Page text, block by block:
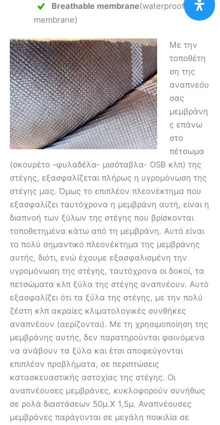
Breathable membrane(waterproofing
membrane)
Με την
τοποθέτη
ση της
αναπνεόυ
σας
μεμβράνη
ς επάνω
στο
πέτσωμα
(σκουρέτο –φυλαδέλα- μισόταβλα- OSB κλπ) της
στέγης, εξασφαλίζεται πλήρως η υγρομόνωση της
στέγης μας. Όμως το επιπλέον πλεονέκτημα που
εξασφαλίζει ταυτόχρονα η μεμβράνη αυτή, είναι η
διαπνοή των ξύλων της στέγης που βρίσκονται
τοποθετημένα κάτω από τη μεμβράνη. Αυτό είναι
το πολύ σημαντικό πλεονέκτημα της μεμβράνης
αυτής, διότι, ενώ έχουμε εξασφαλισμένη την
υγρομόνωση της στέγης, ταυτόχρονα οι δοκοί, τα
πετσώματα κλπ ξύλα της στέγης αναπνέουν. Αυτό
εξασφαλίζει ότι τα ξύλα της στέγης, με την πολύ
ζέστη κλπ ακραίες κλιματολογικές συνθήκες
αναπνέουν (αερίζονται). Με τη χρησιμοποίηση της
μεμβράνης αυτής, δεν παρατηρούνται φαινόμενα
να ανάβουν τα ξύλα και έτσι αποφεύγονται
επιπλέον προβλήματα, σε περιπτώσεις
κατασκευαστικής αστοχίας της στέγης. Οι
αναπνέουσες μεμβράνες, κυκλοφορούν συνήθως
σε ρολά διαστάσεων 50μ.Χ 1,5μ. Αναπνέουσες
μεμβράνες παράγονται σε μεγάλη ποικιλία σε